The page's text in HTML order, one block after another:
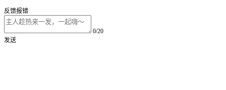
反馈报错
0/20
发送